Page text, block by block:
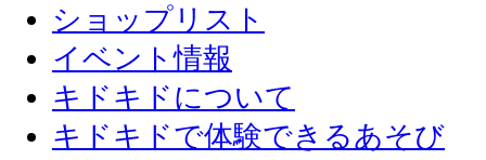
ショップリスト
イベント情報
キドキドについて
キドキドで体験できるあそび